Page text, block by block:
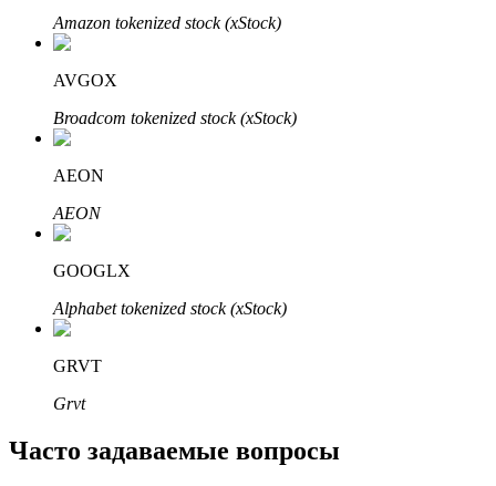
Bitrue
AI
Bitrue Партнеры
Amazon tokenized stock (xStock)
AVGOX
Broadcom tokenized stock (xStock)
AEON
AEON
GOOGLX
Alphabet tokenized stock (xStock)
GRVT
Grvt
Часто задаваемые вопросы